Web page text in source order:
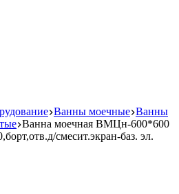
Ванны моечные Ванны
Ванна моечная ВМЦн-600*600
смесит.экран-баз. эл.